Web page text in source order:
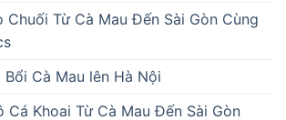
Chuối Từ Cà Mau Đến Sài Gòn Cùng
Cà Mau lên Hà Nội
Cá Khoai Từ Cà Mau Đến Sài Gòn